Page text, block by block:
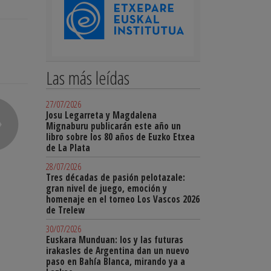
Las más leídas
27/07/2026
Josu Legarreta y Magdalena
Mignaburu publicarán este año un
libro sobre los 80 años de Euzko Etxea
de La Plata
28/07/2026
Tres décadas de pasión pelotazale:
gran nivel de juego, emoción y
homenaje en el torneo Los Vascos 2026
de Trelew
30/07/2026
Euskara Munduan: los y las futuras
irakasles de Argentina dan un nuevo
paso en Bahía Blanca, mirando ya a